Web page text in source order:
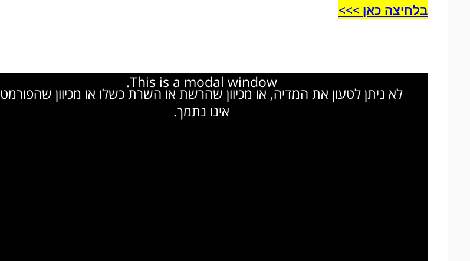
בלחיצה כאן >>>​
This is a modal window.
לא ניתן לטעון את המדיה, או מכיוון שהרשת או השרת כשלו או מכיוון שהפורמט
אינו נתמך.